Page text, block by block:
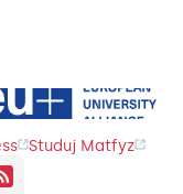
Studuj Matfyz